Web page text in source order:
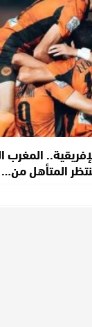
المتأهل من…